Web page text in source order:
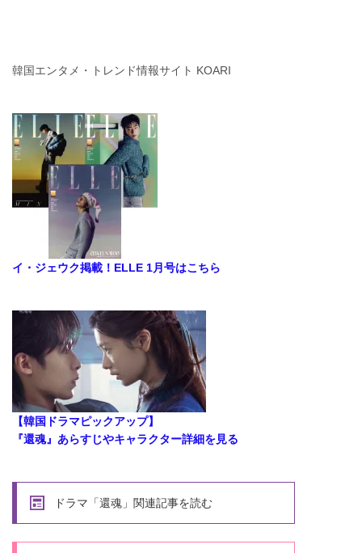
韓国エンタメ・トレンド情報サイト KOARI
イ・ジェウク掲載！ELLE 1月号はこちら
【韓国ドラマピックアップ】
『還魂』あらすじやキャラクター詳細を見る
ドラマ「還魂」関連記事を読む